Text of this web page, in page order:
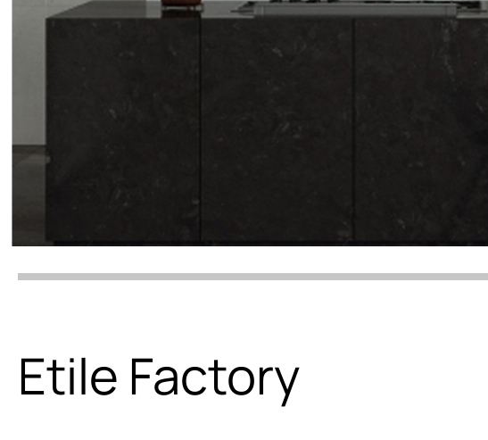
Etile Factory